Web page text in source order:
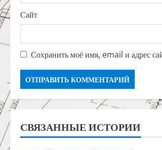
Сайт
Сохранить моё имя, email и адрес
СВЯЗАННЫЕ ИСТОРИИ